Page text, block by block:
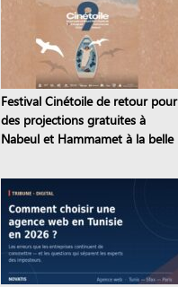
Festival Cinétoile de retour pour
des projections gratuites à
Nabeul et Hammamet à la belle